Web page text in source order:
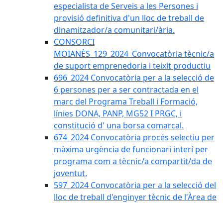
especialista de Serveis a les Persones i
provisió definitiva d'un lloc de treball de
dinamitzador/a comunitari/ària.
CONSORCI
MOIANÈS_129_2024_Convocatòria tècnic/a
de suport emprenedoria i teixit productiu
696_2024 Convocatòria per a la selecció de
6 persones per a ser contractada en el
marc del Programa Treball i Formació,
línies DONA, PANP, MG52 I PRGC, i
constitució d' una borsa comarcal.
674_2024 Convocatòria procés selectiu per
màxima urgència de funcionari interí per
programa com a tècnic/a compartit/da de
joventut.
597_2024 Convocatòria per a la selecció del
lloc de treball d'enginyer tècnic de l'Àrea de